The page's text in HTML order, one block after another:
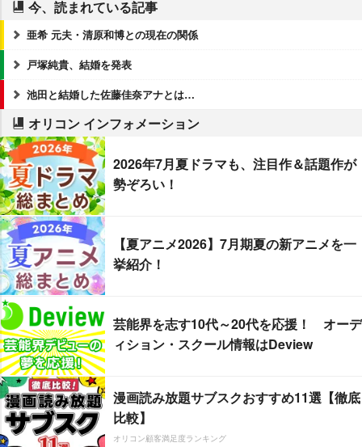
今、読まれている記事
亜希 元夫・清原和博との現在の関係
戸塚純貴、結婚を発表
池田と結婚した佐藤佳奈アナとは…
オリコン インフォメーション
2026年7月夏ドラマも、注目作＆話題作が
勢ぞろい！
【夏アニメ2026】7月期夏の新アニメを一
挙紹介！
芸能界を志す10代～20代を応援！ オーデ
ィション・スクール情報はDeview
漫画読み放題サブスクおすすめ11選【徹底
比較】
オリコン顧客満足度ランキング